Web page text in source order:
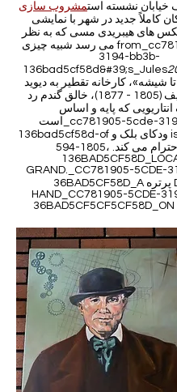
خیابان نشسته استمشروب سازی
کاملاً جدید در شهر با نمایشی
های هیبریدی مسی که به نظر
می رسد شبیه چیزی from_cc781905-5cde-
3194-bb3b-
136bad5cf58d&#39;s_Julesزیر
تا شیشه»، کارخانه تقطیر به دیوید
(1805 - 1877)
، خالق گندم رد
که پایه و اساس
است_cc781905-5cde-3194-bb3b-
136bad5cf58d-of ودکای بلک و is_cc_cc391-
594-1805، ادای احترام می کند.
136BAD5CF58D_LOCALLY
GRAND._CC781905-5CDE-
36BAD5CF58D_A پرتره DAVID
HAND_CC781905-5CDE-
36BAD5CF5CF5CF58D_ON